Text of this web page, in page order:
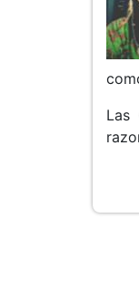
Las